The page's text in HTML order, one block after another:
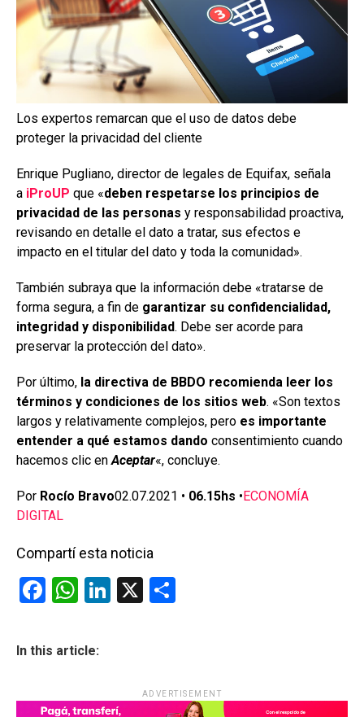
Los expertos remarcan que el uso de datos debe
proteger la privacidad del cliente
Enrique Pugliano, director de legales de Equifax, señala
a iProUP que «deben respetarse los principios de
privacidad de las personas y responsabilidad proactiva,
revisando en detalle el dato a tratar, sus efectos e
impacto en el titular del dato y toda la comunidad».
También subraya que la información debe «tratarse de
forma segura, a fin de garantizar su confidencialidad,
integridad y disponibilidad. Debe ser acorde para
preservar la protección del dato».
Por último, la directiva de BBDO recomienda leer los
términos y condiciones de los sitios web. «Son textos
largos y relativamente complejos, pero es importante
entender a qué estamos dando consentimiento cuando
hacemos clic en Aceptar«, concluye.
Por Rocío Bravo02.07.2021 • 06.15hs •ECONOMÍA
DIGITAL
Compartí esta noticia
F
ce
o
W
at
A
Li
n
X
ar
In this article:
ADVERTISEMENT